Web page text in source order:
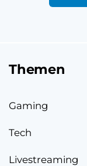
Themen
Gaming
Tech
Livestreaming